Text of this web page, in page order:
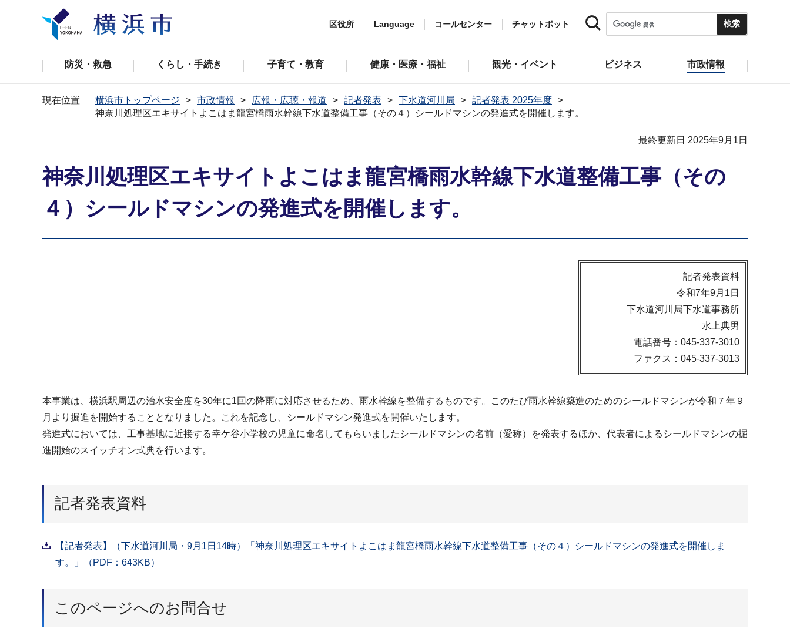
区役所 Language コールセンター チャットボット
防災・救急 くらし・手続き 子育て・教育 健康・医療・福祉 観光・イベント ビジネス 市政情報
現在位置 横浜市トップページ 市政情報 広報・広聴・報道 記者発表 下水道河川局
記者発表 2025年度
神奈川処理区エキサイトよこはま龍宮橋雨水幹線下水道整備工事（その４）シールドマシンの発進式を開催します。
最終更新日 2025年9月1日
神奈川処理区エキサイトよこはま龍宮橋雨水幹線下水道整備工事（その
４）シールドマシンの発進式を開催します。
記者発表資料
令和7年9月1日
下水道河川局下水道事務所
水上典男
電話番号：045-337-3010
ファクス：045-337-3013
本事業は、横浜駅周辺の治水安全度を30年に1回の降雨に対応させるため、雨水幹線を整備するものです。このたび雨水幹線築造のためのシールドマシンが令和７年９
月より掘進を開始することとなりました。これを記念し、シールドマシン発進式を開催いたします。
発進式においては、工事基地に近接する幸ケ谷小学校の児童に命名してもらいましたシールドマシンの名前（愛称）を発表するほか、代表者によるシールドマシンの掘
進開始のスイッチオン式典を行います。
記者発表資料
【記者発表】（下水道河川局・9月1日14時）「神奈川処理区エキサイトよこはま龍宮橋雨水幹線下水道整備工事（その４）シールドマシンの発進式を開催しま
す。」（PDF：643KB）
このページへのお問合せ